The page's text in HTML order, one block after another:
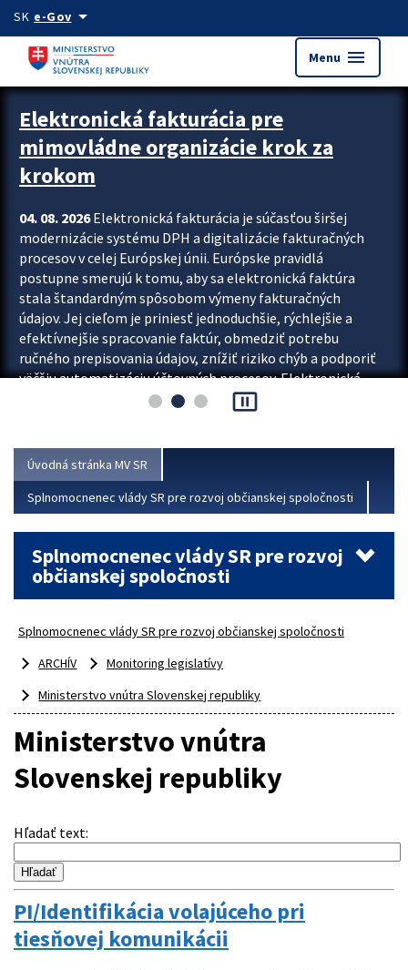
Preskocit na hlavný obsah
SK e-Govarrow_drop_down
Menu menu
Zastavit automatický posun upútavok
Elektronická fakturácia pre
mimovládne organizácie krok za
krokom
04. 08. 2026Elektronická fakturácia je súčasťou širšej
modernizácie systému DPH a digitalizácie fakturačných
procesov v celej Európskej únii. Európske pravidlá
postupne smerujú k tomu, aby sa elektronická faktúra
stala štandardným spôsobom výmeny fakturačných
údajov. Jej cieľom je priniesť jednoduchšie, rýchlejšie a
efektívnejšie spracovanie faktúr, obmedziť potrebu
ručného prepisovania údajov, znížiť riziko chýb a podporiť
väčšiu automatizáciu účtovných procesov. Elektronická
fakturácia preto nepredstavuje...
pause_presentation
Úvodná stránka MV SR
Splnomocnenec vlády SR pre rozvoj občianskej spoločnosti
Splnomocnenec vlády SR pre rozvoj
občianskej spoločnosti
Splnomocnenec vlády SR pre rozvoj občianskej spoločnosti
ARCHÍV
Monitoring legislatívy
Ministerstvo vnútra Slovenskej republiky
Ministerstvo vnútra
Slovenskej republiky
Hľadať text:
PI/Identifikácia volajúceho pri
tiesňovej komunikácii